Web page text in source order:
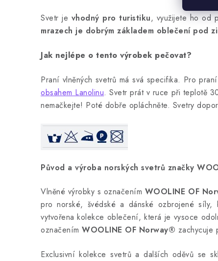
Svetr je vhodný pro turistiku, využijete ho od
mrazech je dobrým základem oblečení pod
Jak nejlépe o tento výrobek pečovat?
Praní vlněných svetrů má svá specifika. Pro
obsahem Lanolinu. Svetr prát v ruce při teplotě
nemačkejte! Poté dobře opláchněte. Svetry
Původ a výroba norských svetrů značky
Vlněné výrobky s označením WOOLINE OF
pro norské, švédské a dánské ozbrojené síly,
vytvořena kolekce oblečení, která je vysoce
označením WOOLINE OF Norway® zachycuje
Exclusivní kolekce svetrů a dalších oděvů se